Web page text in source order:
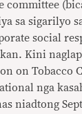
committee
sa sigarilyo
social
Kini
on Tobacco
nga
niadtong